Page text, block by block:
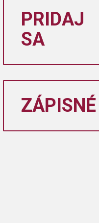
PRIDAJ
SA
ZÁPISNÉ